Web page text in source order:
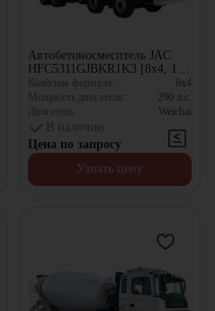
Автобетоносмеситель JAC
HFC5311GJBKR1K3 [8x4, 10
м³]
Колёсная формула:
8x4
Мощность двигателя:
290 л.с.
Двигатель:
Weichai
В наличии
Цена по запросу
Узнать цену